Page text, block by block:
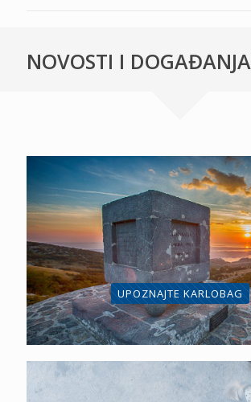
NOVOSTI I DOGAĐANJA
UPOZNAJTE KARLOBAG